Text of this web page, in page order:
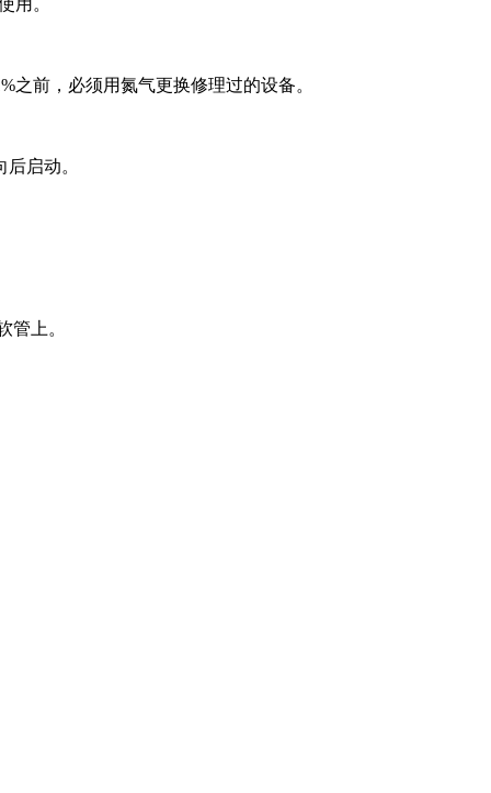
用。
前，必须用氮气更换修理过的设备。
启动。
管上。